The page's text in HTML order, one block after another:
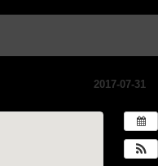
2017-07-31